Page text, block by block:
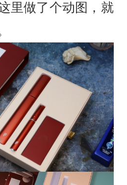
里做了个动图，就